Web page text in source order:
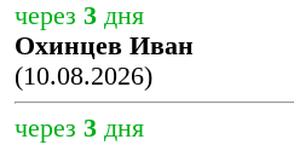
через 3 дня
Охинцев Иван
(10.08.2026)
через 3 дня